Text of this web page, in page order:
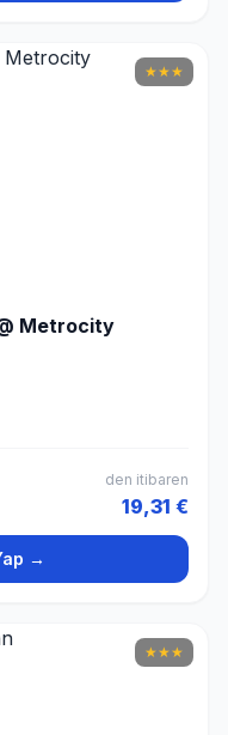
★★★
Metrocity
den itibaren
19,31 €
→
★★★